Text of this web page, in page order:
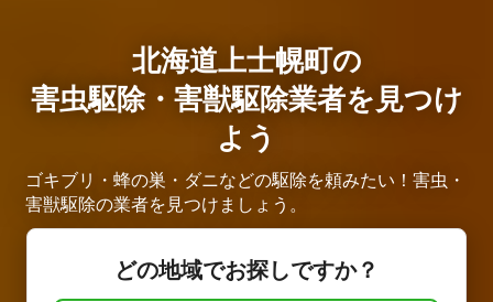
北海道上士幌町の
害虫駆除・害獣駆除業者を見つけ
よう
ゴキブリ・蜂の巣・ダニなどの駆除を頼みたい！害虫・
害獣駆除の業者を見つけましょう。
どの地域でお探しですか？